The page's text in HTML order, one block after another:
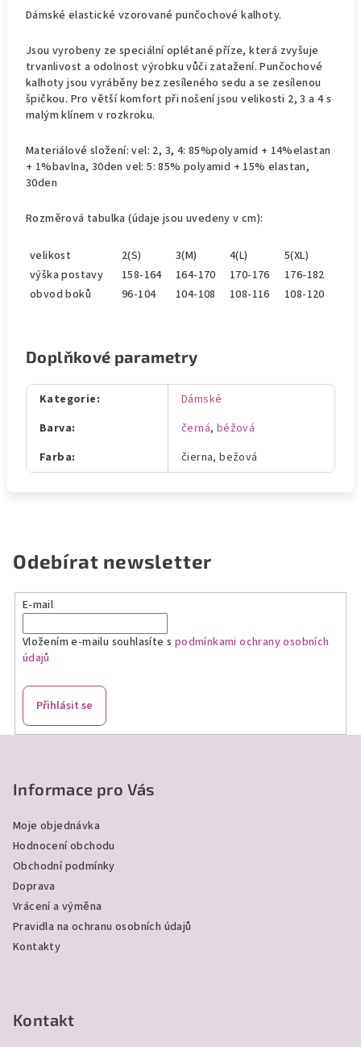
Dámské elastické vzorované punčochové kalhoty.
Jsou vyrobeny ze speciální oplétané příze, která zvyšuje
trvanlivost a odolnost výrobku vůči zatažení. Punčochové
kalhoty jsou vyráběny bez zesíleného sedu a se zesílenou
špičkou. Pro větší komfort při nošení jsou velikosti 2, 3 a 4 s
malým klínem v rozkroku.
Materiálové složení: vel: 2, 3, 4: 85%polyamid + 14%elastan
+ 1%bavlna, 30den vel: 5: 85% polyamid + 15% elastan,
30den
Rozměrová tabulka (údaje jsou uvedeny v cm):
velikost 2(S) 3(M) 4(L)
5(XL)
výška postavy
158-164 164-170 170-176
176-182
obvod boků
96-104 104-108 108-116 108-120
Doplňkové parametry
Kategorie:
Dámské
Barva: černá, béžová
Farba: čierna, bežová
Odebírat newsletter
E-mail
Vložením e-mailu souhlasíte s podmínkami ochrany osobních
údajů
Přihlásit se
Informace pro Vás
Moje objednávka
Hodnocení obchodu
Obchodní podmínky
Doprava
Vrácení a výměna
Pravidla na ochranu osobních údajů
Kontakty
Kontakt